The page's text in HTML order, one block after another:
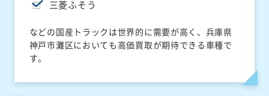
三菱ふそう
などの国産トラックは世界的に需要が高く、兵庫県
神戸市灘区においても高価買取が期待できる車種で
す。